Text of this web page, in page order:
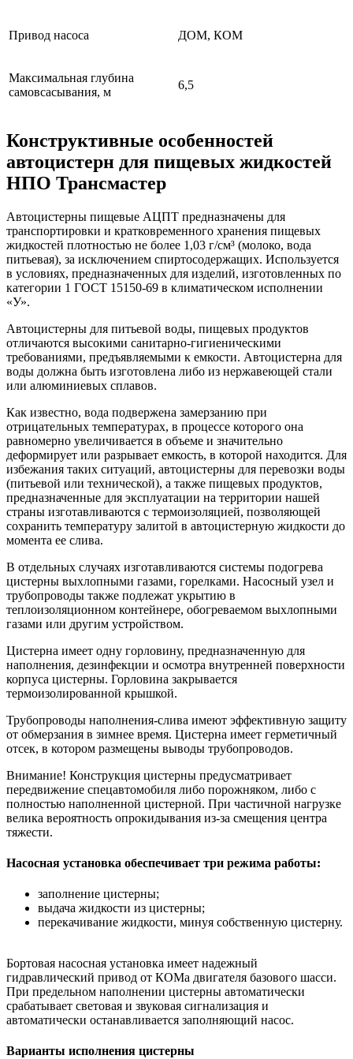
Привод насоса ДОМ, КОМ
Максимальная глубина
самовсасывания, м
6,5
Конструктивные особенностей
автоцистерн для пищевых жидкостей
НПО Трансмастер
Автоцистерны пищевые АЦПТ предназначены для
транспортировки и кратковременного хранения пищевых
жидкостей плотностью не более 1,03 г/см³ (молоко, вода
питьевая), за исключением спиртосодержащих. Используется
в условиях, предназначенных для изделий, изготовленных по
категории 1 ГОСТ 15150-69 в климатическом исполнении
«У».
Автоцистерны для питьевой воды, пищевых продуктов
отличаются высокими санитарно-гигиеническими
требованиями, предъявляемыми к емкости. Автоцистерна для
воды должна быть изготовлена либо из нержавеющей стали
или алюминиевых сплавов.
Как известно, вода подвержена замерзанию при
отрицательных температурах, в процессе которого она
равномерно увеличивается в объеме и значительно
деформирует или разрывает емкость, в которой находится. Для
избежания таких ситуаций, автоцистерны для перевозки воды
(питьевой или технической), а также пищевых продуктов,
предназначенные для эксплуатации на территории нашей
страны изготавливаются с термоизоляцией, позволяющей
сохранить температуру залитой в автоцистерную жидкости до
момента ее слива.
В отдельных случаях изготавливаются системы подогрева
цистерны выхлопными газами, горелками. Насосный узел и
трубопроводы также подлежат укрытию в
теплоизоляционном контейнере, обогреваемом выхлопными
газами или другим устройством.
Цистерна имеет одну горловину, предназначенную для
наполнения, дезинфекции и осмотра внутренней поверхности
корпуса цистерны. Горловина закрывается
термоизолированной крышкой.
Трубопроводы наполнения-слива имеют эффективную защиту
от обмерзания в зимнее время. Цистерна имеет герметичный
отсек, в котором размещены выводы трубопроводов.
Внимание! Конструкция цистерны предусматривает
передвижение спецавтомобиля либо порожняком, либо с
полностью наполненной цистерной. При частичной нагрузке
велика вероятность опрокидывания из-за смещения центра
тяжести.
Насосная установка обеспечивает три режима работы:
заполнение цистерны;
выдача жидкости из цистерны;
перекачивание жидкости, минуя собственную цистерну.
Бортовая насосная установка имеет надежный
гидравлический привод от КОМа двигателя базового шасси.
При предельном наполнении цистерны автоматически
срабатывает световая и звуковая сигнализация и
автоматически останавливается заполняющий насос.
Варианты исполнения цистерны